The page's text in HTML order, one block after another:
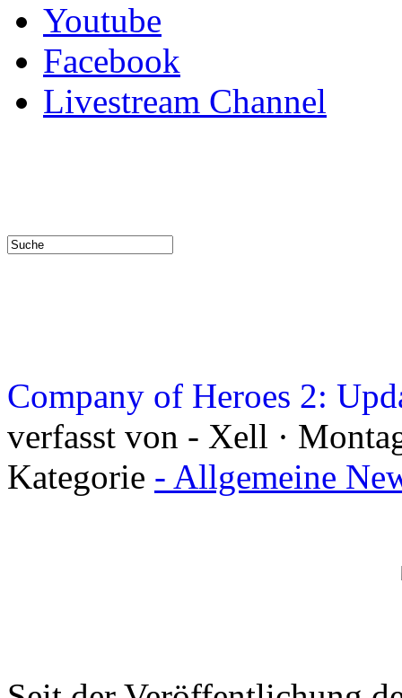
Youtube
Facebook
Livestream Channel
Company of Heroes 2:
verfasst von - Xell ·
Kategorie - Allgemeine